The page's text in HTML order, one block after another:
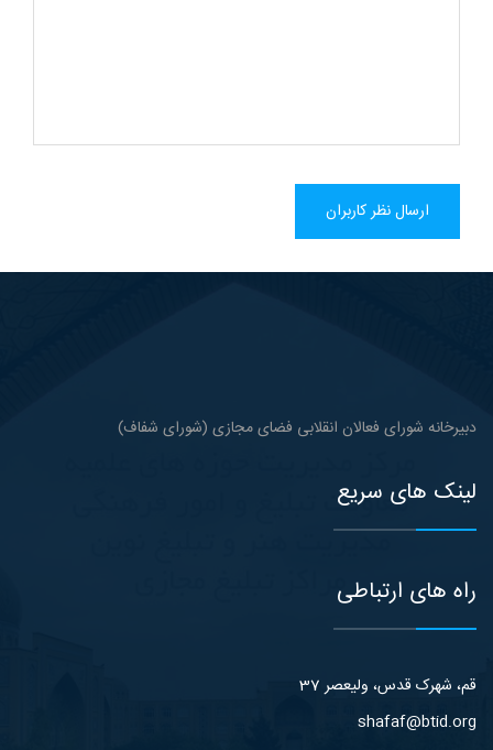
ارسال نظر کاربران
دبیرخانه شورای فعالان انقلابی فضای مجازی (شورای شفاف)
لینک های سریع
راه های ارتباطی
قم، شهرک قدس، ولیعصر 37
shafaf@btid.org